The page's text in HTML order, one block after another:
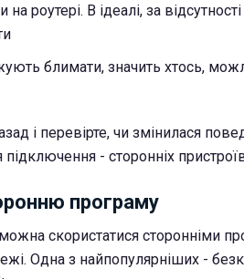
роутері. В ідеалі, за
блимати, значить хтось,
і перевірте, чи змінилася
підключення - сторонніх
програму
скористатися сторонніми
Одна з найпопулярніших -